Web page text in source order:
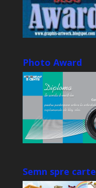
Photo Award
Semn spre carte